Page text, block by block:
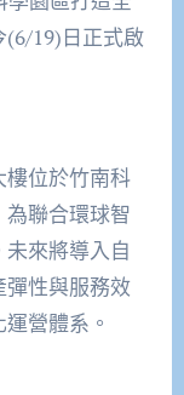
19)日正式啟
位於竹南科
聯合環球智
來將導入自
性與服務效
營體系。